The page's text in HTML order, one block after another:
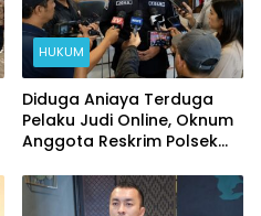
HUKUM
Diduga Aniaya Terduga
Pelaku Judi Online, Oknum
Anggota Reskrim Polsek